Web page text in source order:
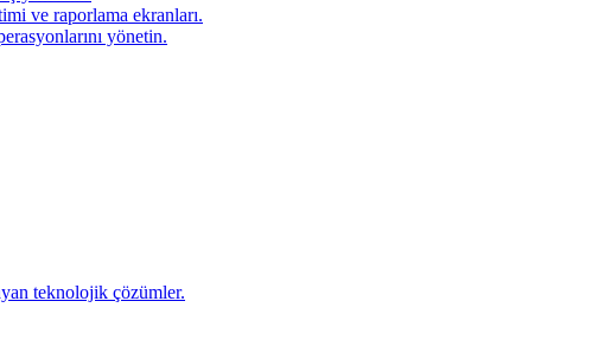
ve raporlama ekranları.
yönetin.
teknolojik çözümler.